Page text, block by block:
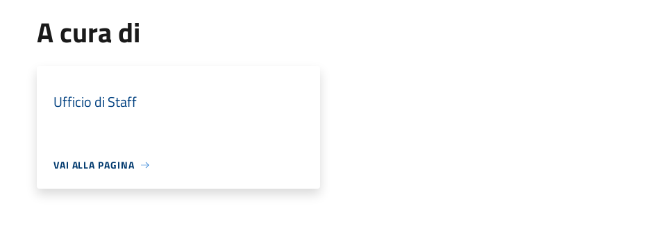
A cura di
Ufficio di Staff
VAI ALLA PAGINA